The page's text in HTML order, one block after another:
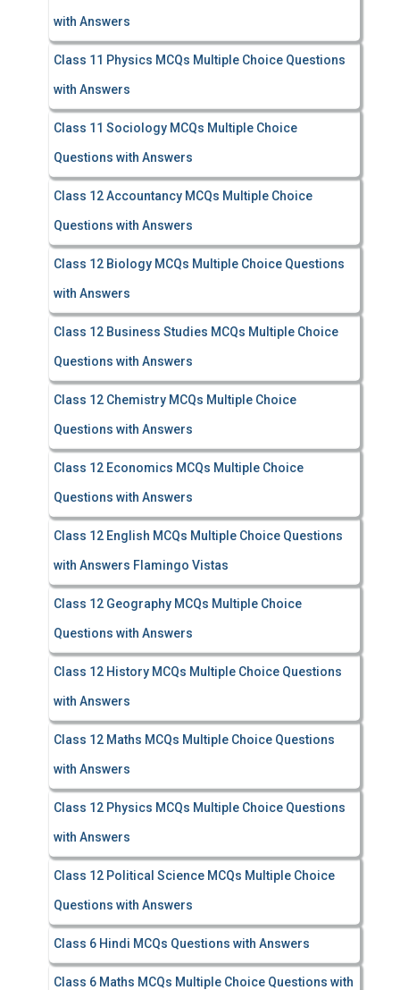
with Answers
Class 11 Physics MCQs Multiple Choice Questions
with Answers
Class 11 Sociology MCQs Multiple Choice
Questions with Answers
Class 12 Accountancy MCQs Multiple Choice
Questions with Answers
Class 12 Biology MCQs Multiple Choice Questions
with Answers
Class 12 Business Studies MCQs Multiple Choice
Questions with Answers
Class 12 Chemistry MCQs Multiple Choice
Questions with Answers
Class 12 Economics MCQs Multiple Choice
Questions with Answers
Class 12 English MCQs Multiple Choice Questions
with Answers Flamingo Vistas
Class 12 Geography MCQs Multiple Choice
Questions with Answers
Class 12 History MCQs Multiple Choice Questions
with Answers
Class 12 Maths MCQs Multiple Choice Questions
with Answers
Class 12 Physics MCQs Multiple Choice Questions
with Answers
Class 12 Political Science MCQs Multiple Choice
Questions with Answers
Class 6 Hindi MCQs Questions with Answers
Class 6 Maths MCQs Multiple Choice Questions with